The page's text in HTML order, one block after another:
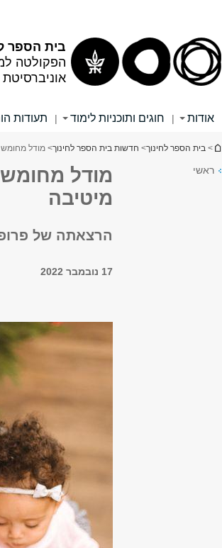
בית הספר
הפקולטה
אודות | חוגים ותוכניות לימוד | תעודות
הינך נמצא כאן
> בית הספר לחינוך> חדשות בית הספר לחינוך> מודל מחומש
ראשי
מודל מחומש
מיטיבה
הרצאתה של
17 נובמבר 2022